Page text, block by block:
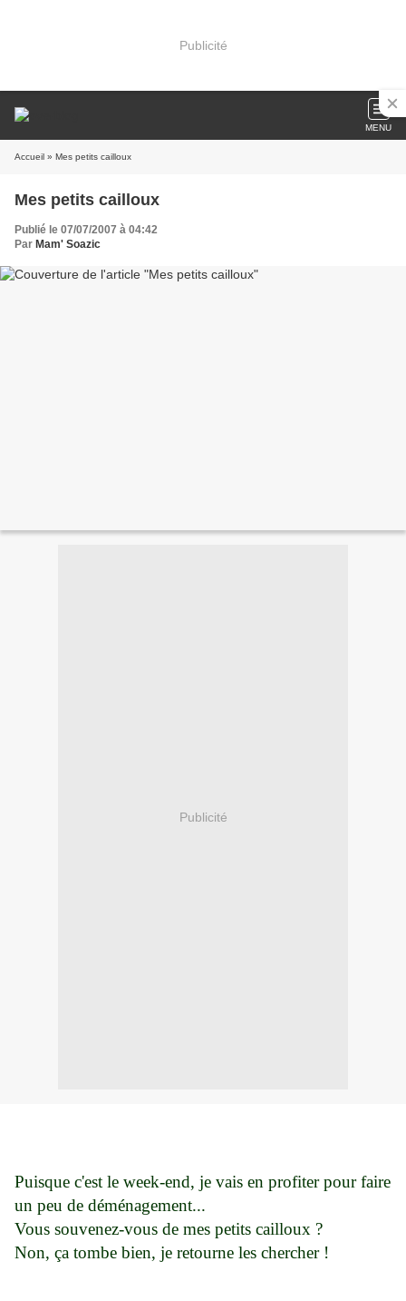
Publicité
MENU
Accueil » Mes petits cailloux
Mes petits cailloux
Publié le 07/07/2007 à 04:42
Par Mam' Soazic
Publicité
Puisque c'est le week-end, je vais en profiter pour faire
un peu de déménagement...
Vous souvenez-vous de mes petits cailloux ?
Non, ça tombe bien, je retourne les chercher !